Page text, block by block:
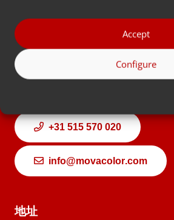
Accept
Configure
联系我们
+31 515 570 020
info@movacolor.com
地址